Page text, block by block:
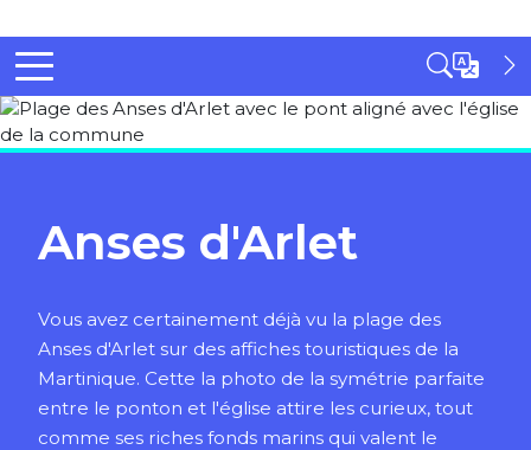
Anses d'Arlet
Vous avez certainement déjà vu la plage des
Anses d'Arlet sur des affiches touristiques de la
Martinique. Cette la photo de la symétrie parfaite
entre le ponton et l'église attire les curieux, tout
comme ses riches fonds marins qui valent le